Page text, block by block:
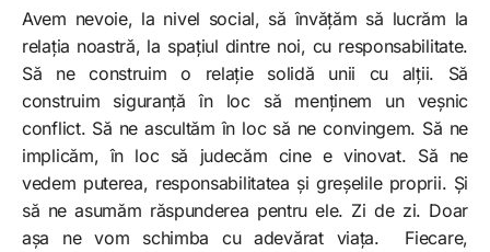
Avem nevoie, la nivel social, să învățăm să lucrăm la
relația noastră, la spațiul dintre noi, cu responsabilitate.
Să ne construim o relație solidă unii cu alții. Să
construim siguranță în loc să menținem un veșnic
conflict. Să ne ascultăm în loc să ne convingem. Să ne
implicăm, în loc să judecăm cine e vinovat. Să ne
vedem puterea, responsabilitatea și greșelile proprii. Și
să ne asumăm răspunderea pentru ele. Zi de zi. Doar
așa ne vom schimba cu adevărat viața. Fiecare,